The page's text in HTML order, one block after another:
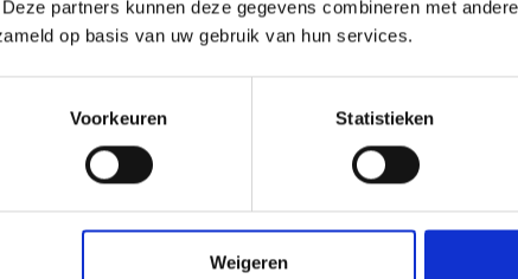
partners kunnen deze gegevens combineren met
op basis van uw gebruik van hun services.
Voorkeuren Statistieken
Weigeren